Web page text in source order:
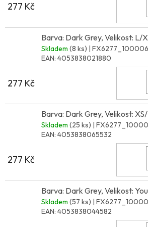
277 Kč
Barva: Dark Grey, Velikost: L/
Skladem (8 ks) |
EAN: 4053838021880
277 Kč
Barva: Dark Grey, Velikost:
Skladem (25 ks) |
EAN: 4053838065532
277 Kč
Barva: Dark Grey, Velikost:
Skladem (57 ks) |
EAN: 4053838044582